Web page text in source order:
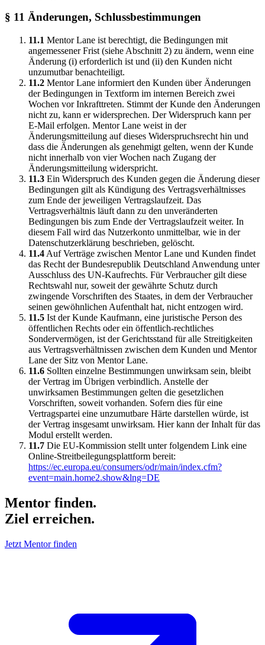
§ 11 Änderungen, Schlussbestimmungen
11.1 Mentor Lane ist berechtigt, die Bedingungen mit
angemessener Frist (siehe Abschnitt 2) zu ändern, wenn eine
Änderung (i) erforderlich ist und (ii) den Kunden nicht
unzumutbar benachteiligt.
11.2 Mentor Lane informiert den Kunden über Änderungen
der Bedingungen in Textform im internen Bereich zwei
Wochen vor Inkrafttreten. Stimmt der Kunde den Änderungen
nicht zu, kann er widersprechen. Der Widerspruch kann per
E-Mail erfolgen. Mentor Lane weist in der
Änderungsmitteilung auf dieses Widerspruchsrecht hin und
dass die Änderungen als genehmigt gelten, wenn der Kunde
nicht innerhalb von vier Wochen nach Zugang der
Änderungsmitteilung widerspricht.
11.3 Ein Widerspruch des Kunden gegen die Änderung dieser
Bedingungen gilt als Kündigung des Vertragsverhältnisses
zum Ende der jeweiligen Vertragslaufzeit. Das
Vertragsverhältnis läuft dann zu den unveränderten
Bedingungen bis zum Ende der Vertragslaufzeit weiter. In
diesem Fall wird das Nutzerkonto unmittelbar, wie in der
Datenschutzerklärung beschrieben, gelöscht.
11.4 Auf Verträge zwischen Mentor Lane und Kunden findet
das Recht der Bundesrepublik Deutschland Anwendung unter
Ausschluss des UN-Kaufrechts. Für Verbraucher gilt diese
Rechtswahl nur, soweit der gewährte Schutz durch
zwingende Vorschriften des Staates, in dem der Verbraucher
seinen gewöhnlichen Aufenthalt hat, nicht entzogen wird.
11.5 Ist der Kunde Kaufmann, eine juristische Person des
öffentlichen Rechts oder ein öffentlich-rechtliches
Sondervermögen, ist der Gerichtsstand für alle Streitigkeiten
aus Vertragsverhältnissen zwischen dem Kunden und Mentor
Lane der Sitz von Mentor Lane.
11.6 Sollten einzelne Bestimmungen unwirksam sein, bleibt
der Vertrag im Übrigen verbindlich. Anstelle der
unwirksamen Bestimmungen gelten die gesetzlichen
Vorschriften, soweit vorhanden. Sofern dies für eine
Vertragspartei eine unzumutbare Härte darstellen würde, ist
der Vertrag insgesamt unwirksam. Hier kann der Inhalt für das
Modul erstellt werden.
11.7 Die EU-Kommission stellt unter folgendem Link eine
Online-Streitbeilegungsplattform bereit:
https://ec.europa.eu/consumers/odr/main/index.cfm?
event=main.home2.show&lng=DE
Mentor finden.
Ziel erreichen.
Jetzt Mentor finden